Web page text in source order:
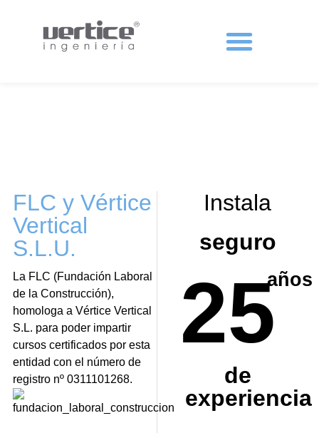
FLC y Vértice
Vertical
S.L.U.
La FLC (Fundación Laboral
de la Construcción),
homologa a Vértice Vertical
S.L. para poder impartir
cursos certificados por esta
entidad con el número de
registro nº0311101268.
Instala
seguro
25años
de
experiencia